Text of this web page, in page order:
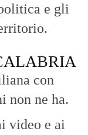
e gli
con
non ne ha.
video e ai